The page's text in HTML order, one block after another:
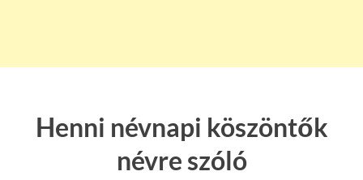
Henni névnapi köszöntők
névre szóló